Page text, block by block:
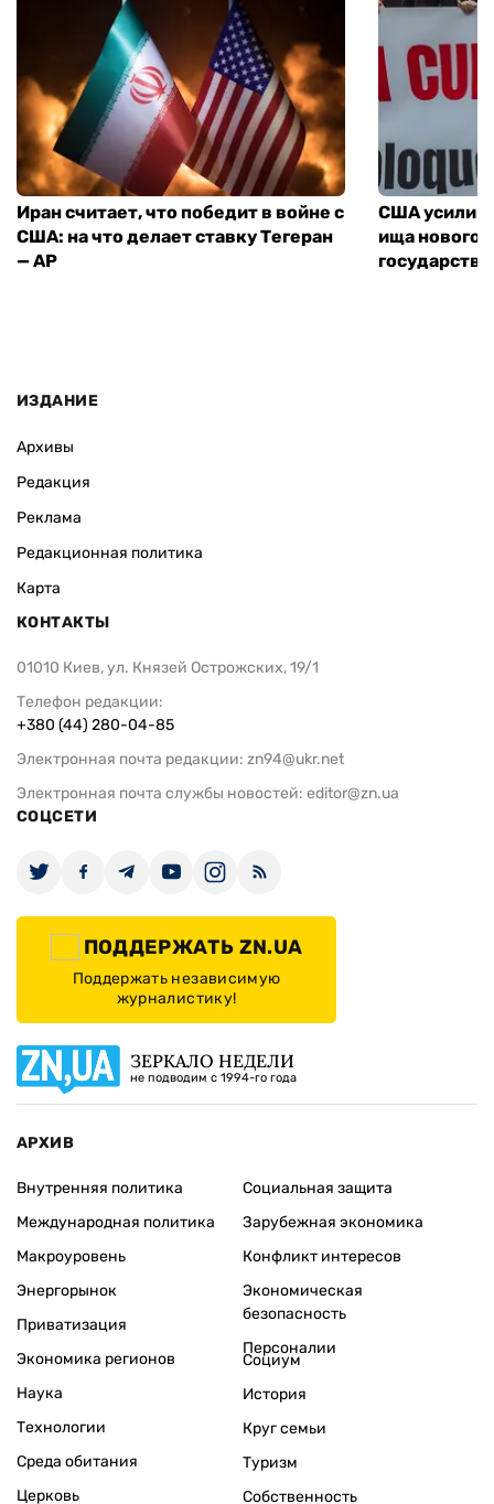
Иран считает, что победит в войне с
США: на что делает ставку Тегеран
— AP
США
ища нового
ИЗДАНИЕ
Архивы
Редакция
Реклама
Редакционная политика
Карта
КОНТАКТЫ
01010 Киев, ул. Князей Острожских, 19/1
Телефон редакции:
+380 (44) 280-04-85
Электронная почта редакции: zn94@ukr.net
Электронная почта службы новостей: editor@zn.ua
СОЦСЕТИ
ПОДДЕРЖАТЬ ZN.UA
Поддержать независимую
журналистику!
ЗЕРКАЛО НЕДЕЛИ
не подводим с 1994-го года
АРХИВ
Внутренняя политика
Международная политика
Макроуровень
Энергорынок
Приватизация
Экономика регионов
Социальная защита
Зарубежная экономика
Конфликт интересов
Экономическая
безопасность
Персоналии
Наука
Технологии
Среда обитания
Церковь
Социум
История
Круг семьи
Туризм
Собственность